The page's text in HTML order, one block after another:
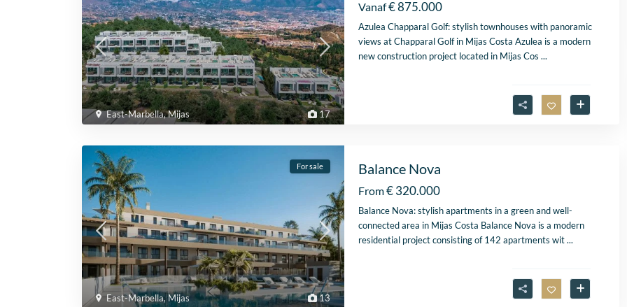
17
East-Marbella,Mijas
Vanaf€ 875.000
Azulea Chapparal Golf: stylish townhouses with panoramic
views at Chapparal Golf in Mijas Costa Azulea is a modern
new construction project located in Mijas Cos ...
13
East-Marbella,Mijas
For sale Balance Nova
From€ 320.000
Balance Nova: stylish apartments in a green and well-
connected area in Mijas Costa Balance Nova is a modern
residential project consisting of 142 apartments wit...
begeleiding
Zeer goede service en
uitstekende
in kaart te brengen.
Stijn, mijn
Fien
28 April